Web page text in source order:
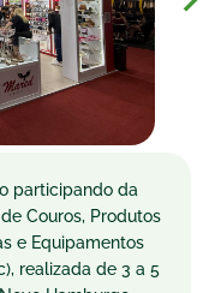
participando da
Couros, Produtos
e Equipamentos
realizada de 3 a 5